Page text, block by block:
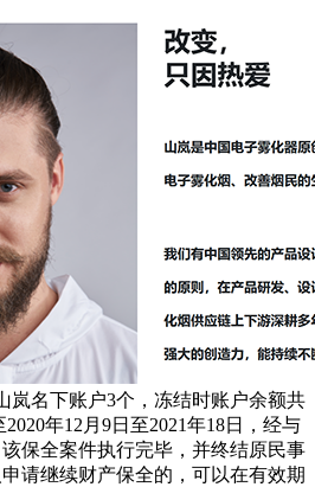
岚名下账户3个，冻结时账户余额共
年12月9日至2021年18日，经与
保全案件执行完毕，并终结原民事
请继续财产保全的，可以在有效期